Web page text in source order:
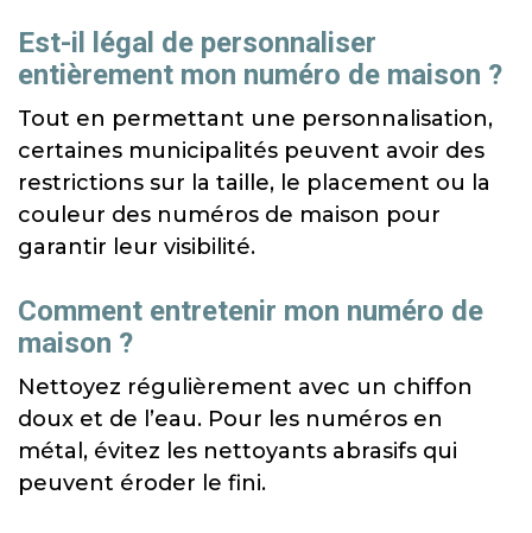
Est-il légal de personnaliser
entièrement mon numéro de maison ?
Tout en permettant une personnalisation,
certaines municipalités peuvent avoir des
restrictions sur la taille, le placement ou la
couleur des numéros de maison pour
garantir leur visibilité.
Comment entretenir mon numéro de
maison ?
Nettoyez régulièrement avec un chiffon
doux et de l’eau. Pour les numéros en
métal, évitez les nettoyants abrasifs qui
peuvent éroder le fini.